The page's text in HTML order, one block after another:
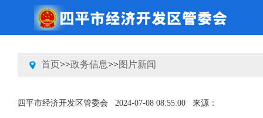
首页>>政务信息>>图片新闻
四平市经济开发区管委会 2024-07-08 08:55:00 来源：